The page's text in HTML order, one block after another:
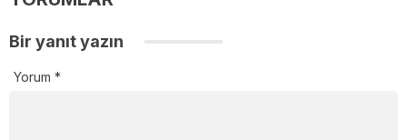
Bir yanıt yazın
Yorum *